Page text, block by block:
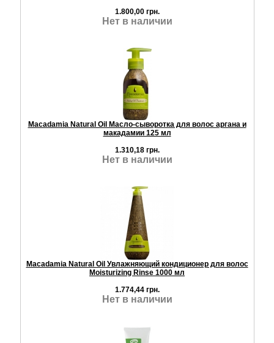
1.800,00 грн.
Нет в наличии
Macadamia Natural Oil Масло-сыворотка для волос аргана и
макадамии 125 мл
1.310,18 грн.
Нет в наличии
Macadamia Natural Oil Увлажняющий кондиционер для волос
Moisturizing Rinse 1000 мл
1.774,44 грн.
Нет в наличии